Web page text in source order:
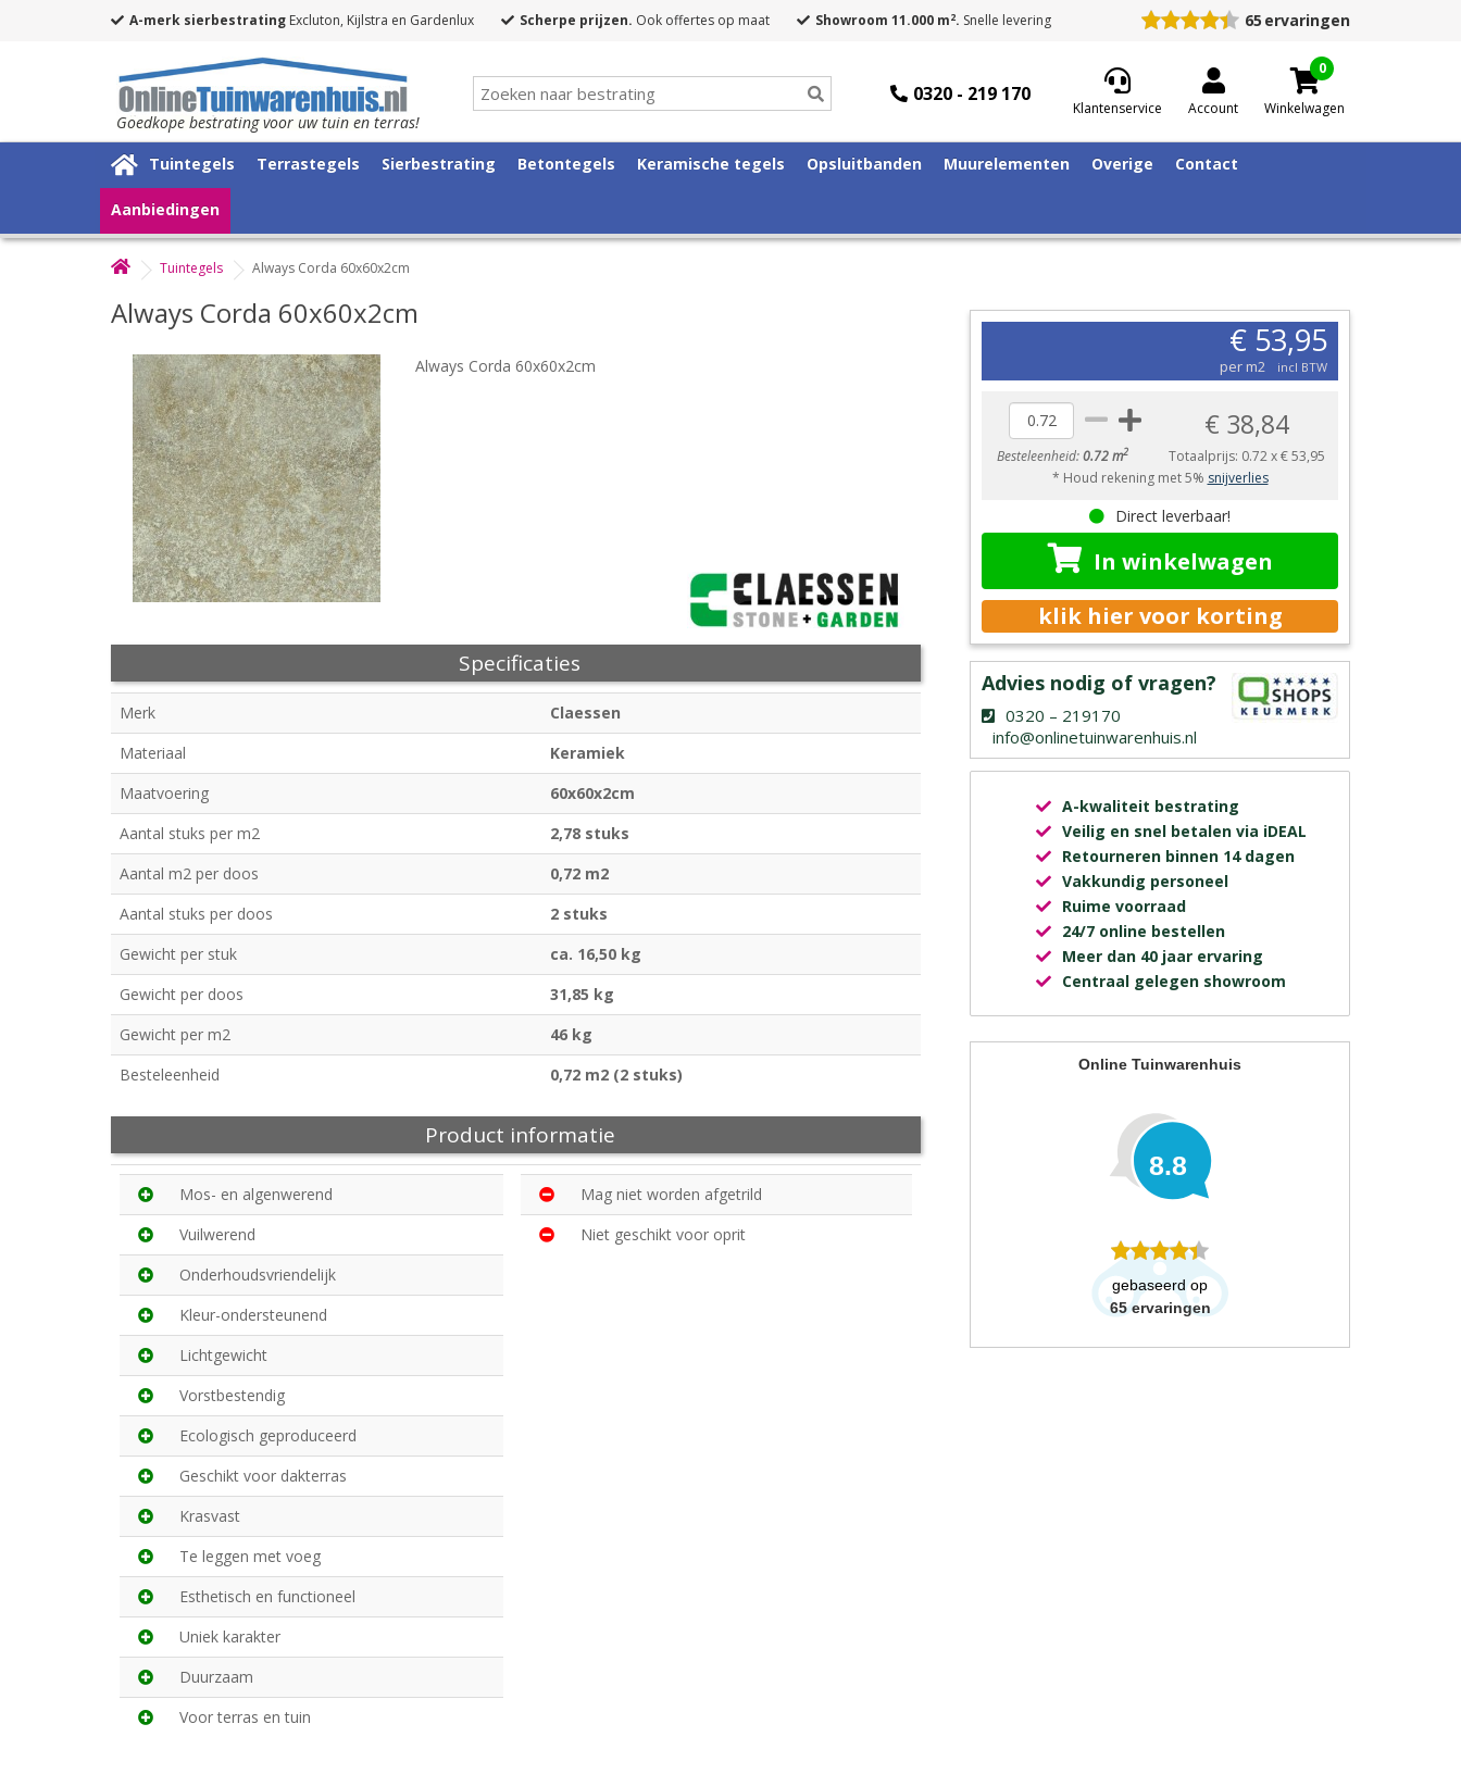
A-merk sierbestrating Excluton, Kijlstra en Gardenlux Scherpe prijzen. Ook offertes op maat Showroom 11.000 m2. Snelle levering 65 ervaringen
Goedkope bestrating voor uw tuin en terras!
0320 - 219 170
Klantenservice Account
0
Winkelwagen
Tuintegels Terrastegels Sierbestrating Betontegels Keramische tegels Opsluitbanden Muurelementen Overige Contact
Aanbiedingen
Tuintegels Always Corda 60x60x2cm
Always Corda 60x60x2cm
Always Corda 60x60x2cm
Specificaties
Merk
Claessen
Materiaal
Keramiek
Maatvoering
60x60x2cm
Aantal stuks per m2
2,78 stuks
Aantal m2 per doos
0,72 m2
Aantal stuks per doos
2 stuks
Gewicht per stuk
ca. 16,50 kg
Gewicht per doos
31,85 kg
Gewicht per m2
46 kg
Besteleenheid
0,72 m2 (2 stuks)
Product informatie
Mos- en algenwerend
Vuilwerend
Onderhoudsvriendelijk
Kleur-ondersteunend
Lichtgewicht
Vorstbestendig
Ecologisch geproduceerd
Geschikt voor dakterras
Krasvast
Te leggen met voeg
Esthetisch en functioneel
Uniek karakter
Duurzaam
Voor terras en tuin
Mag niet worden afgetrild
Niet geschikt voor oprit
€ 53,95
per m2 incl BTW
Besteleenheid:0.72 m2
€ 38,84
Totaalprijs: 0.72x€ 53,95
* Houd rekening met 5% snijverlies
Direct leverbaar!
In winkelwagen
klik hier voor korting
Advies nodig of vragen?
0320 – 219170
info@onlinetuinwarenhuis.nl
A-kwaliteit bestrating
Veilig en snel betalen via iDEAL
Retourneren binnen 14 dagen
Vakkundig personeel
Ruime voorraad
24/7 online bestellen
Meer dan 40 jaar ervaring
Centraal gelegen showroom
Online Tuinwarenhuis
8.8
gebaseerd op
65 ervaringen